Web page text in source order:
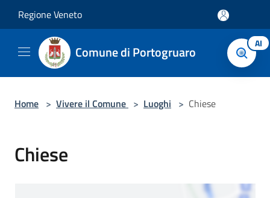
Regione Veneto
Comune di Portogruaro AI
Home > Vivere il Comune > Luoghi > Chiese
Chiese